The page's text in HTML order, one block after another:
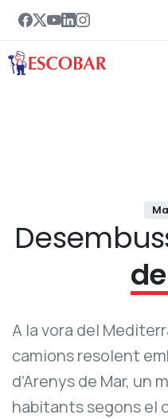
A la vora del
camions resolent
d’Arenys de Mar, un
habitants segons el